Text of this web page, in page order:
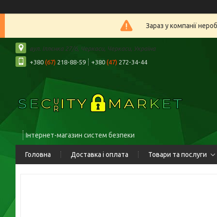
Зараз у компанії
вул. Іллєнка 27/6, Черкаси, Черкаси, Україна
+380 (67) 218-88-59 +380 (47) 272-34-44
Інтернет-магазин систем безпеки
Головна Доставка і оплата Товари та послуги